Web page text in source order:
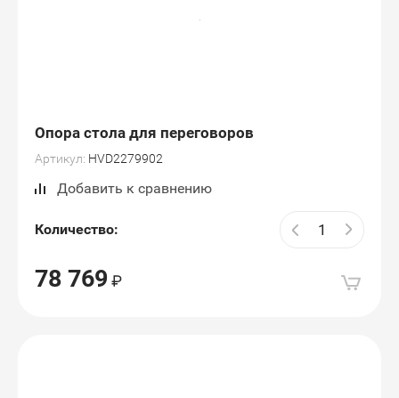
Опора стола для переговоров
Артикул: HVD2279902
Добавить к сравнению
Количество:
78 769